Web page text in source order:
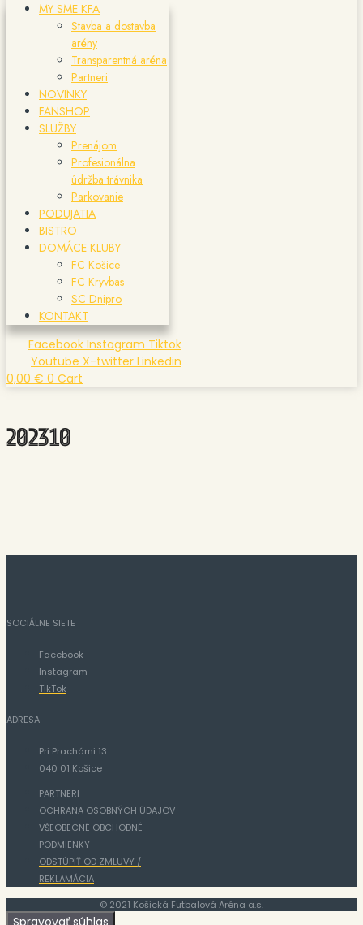
MY SME KFA
Stavba a dostavba
arény
Transparentná aréna
Partneri
NOVINKY
FANSHOP
SLUŽBY
Prenájom
Profesionálna
údržba trávnika
Parkovanie
PODUJATIA
BISTRO
DOMÁCE KLUBY
FC Košice
FC Kryvbas
SC Dnipro
KONTAKT
Facebook Instagram Tiktok
Youtube X-twitter Linkedin
0,00 € 0 Cart
202310
SOCIÁLNE SIETE
Facebook
Instagram
TikTok
ADRESA
Pri Prachárni 13
040 01 Košice
PARTNERI
OCHRANA OSOBNÝCH ÚDAJOV
VŠEOBECNÉ OBCHODNÉ
PODMIENKY
ODSTÚPIŤ OD ZMLUVY /
REKLAMÁCIA
© 2021 Košická Futbalová Aréna a.s.